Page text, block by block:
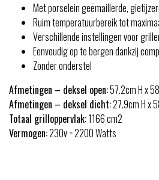
Met porselein geëmaillerde,
Ruim temperatuurbereik tot
Verschillende instellingen voor
Eenvoudig op te bergen dankzij
Zonder onderstel
Afmetingen – deksel open:57.2cm H x
Afmetingen – deksel dicht:27.9cm H x
Totaal grilloppervlak:1166 cm2
Vermogen:230v = 2200 Watts